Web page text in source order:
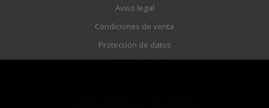
Aviso legal
Condiciones de venta
Protección de datos
Política de Cookies